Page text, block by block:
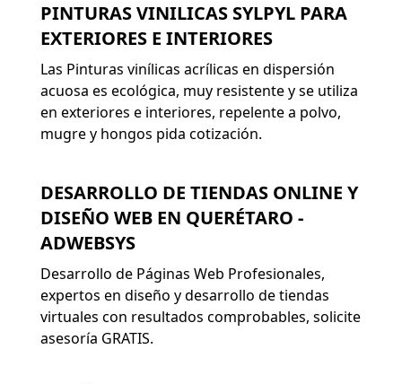
PINTURAS VINILICAS SYLPYL PARA
EXTERIORES E INTERIORES
Las Pinturas vinílicas acrílicas en dispersión
acuosa es ecológica, muy resistente y se utiliza
en exteriores e interiores, repelente a polvo,
mugre y hongos pida cotización.
DESARROLLO DE TIENDAS ONLINE Y
DISEÑO WEB EN QUERÉTARO -
ADWEBSYS
Desarrollo de Páginas Web Profesionales,
expertos en diseño y desarrollo de tiendas
virtuales con resultados comprobables, solicite
asesoría GRATIS.